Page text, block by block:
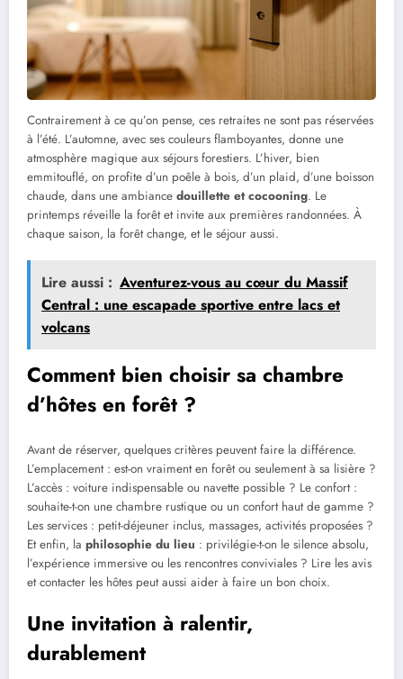
Contrairement à ce qu’on pense, ces retraites ne sont pas réservées
à l’été. L’automne, avec ses couleurs flamboyantes, donne une
atmosphère magique aux séjours forestiers. L’hiver, bien
emmitouflé, on profite d’un poêle à bois, d’un plaid, d’une boisson
chaude, dans une ambiance douillette et cocooning. Le
printemps réveille la forêt et invite aux premières randonnées. À
chaque saison, la forêt change, et le séjour aussi.
Lire aussi : Aventurez-vous au cœur du Massif
Central : une escapade sportive entre lacs et
volcans
Comment bien choisir sa chambre
d’hôtes en forêt ?
Avant de réserver, quelques critères peuvent faire la différence.
L’emplacement : est-on vraiment en forêt ou seulement à sa lisière ?
L’accès : voiture indispensable ou navette possible ? Le confort :
souhaite-t-on une chambre rustique ou un confort haut de gamme ?
Les services : petit-déjeuner inclus, massages, activités proposées ?
Et enfin, la philosophie du lieu : privilégie-t-on le silence absolu,
l’expérience immersive ou les rencontres conviviales ? Lire les avis
et contacter les hôtes peut aussi aider à faire un bon choix.
Une invitation à ralentir,
durablement